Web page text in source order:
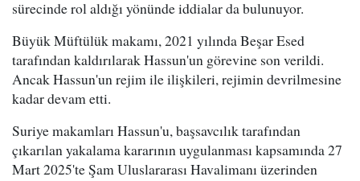
sürecinde rol aldığı yönünde iddialar da bulunuyor.
Büyük Müftülük makamı, 2021 yılında Beşar Esed
tarafından kaldırılarak Hassun'un görevine son verildi.
Ancak Hassun'un rejim ile ilişkileri, rejimin devrilmesine
kadar devam etti.
Suriye makamları Hassun'u, başsavcılık tarafından
çıkarılan yakalama kararının uygulanması kapsamında 27
Mart 2025'te Şam Uluslararası Havalimanı üzerinden